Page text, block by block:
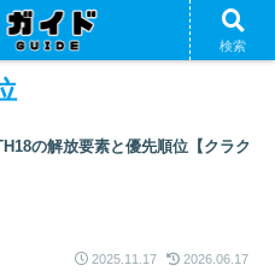
の解放要素と優先順位【クラク
2025.11.17 2026.06.17
検索